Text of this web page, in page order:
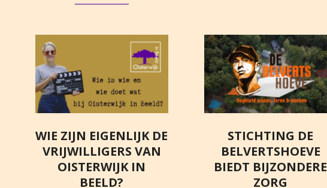
WIE ZIJN EIGENLIJK DE
VRIJWILLIGERS VAN
OISTERWIJK IN
BEELD?
STICHTING DE
BELVERTSHOEVE
BIEDT BIJZONDERE
ZORG